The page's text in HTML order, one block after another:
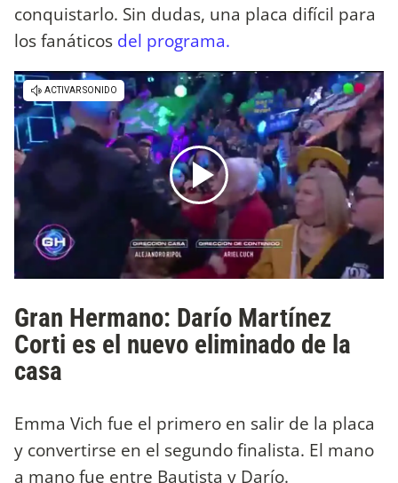
conquistarlo. Sin dudas, una placa difícil para
los fanáticos del programa.
Gran Hermano: Darío Martínez
Corti ​es el nuevo eliminado de la
casa
Emma Vich fue el primero en salir de la placa
y convertirse en el segundo finalista. El mano
a mano fue entre Bautista y Darío.